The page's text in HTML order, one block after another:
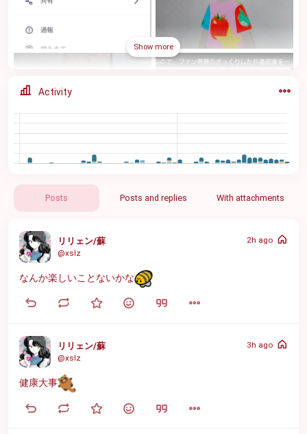
Show more
Activity
Posts Posts and replies With attachments
リリェン/蘇
@xslz
2h ago
なんか楽しいことないかな
リリェン/蘇
@xslz
3h ago
健康大事